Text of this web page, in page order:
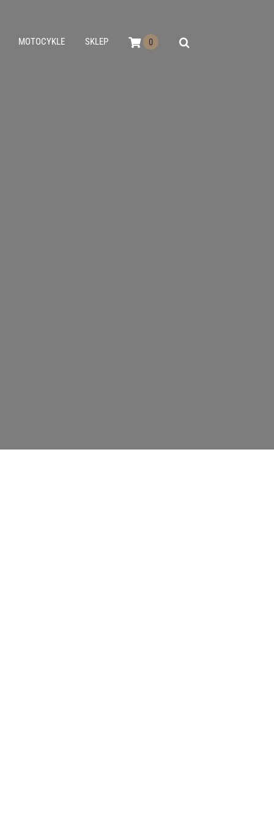
MOTOCYKLE SKLEP 0